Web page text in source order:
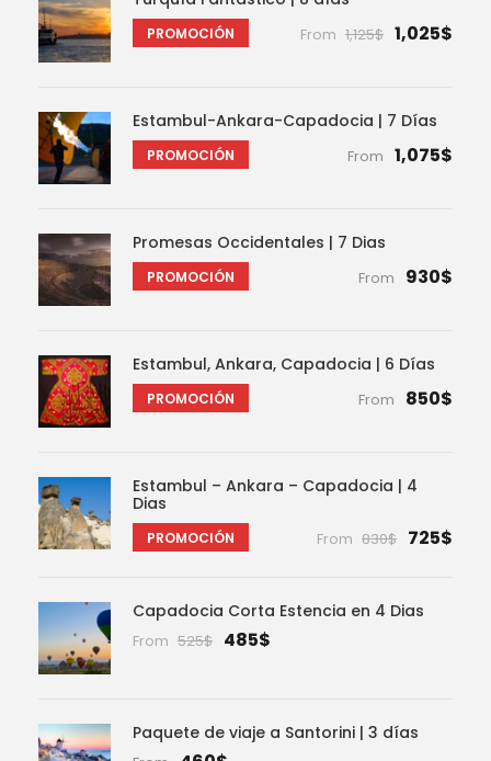
PROMOCIÓN From 1,125$ 1,025$
Estambul-Ankara-Capadocia | 7 Días
PROMOCIÓN From 1,075$
Promesas Occidentales | 7 Dias
PROMOCIÓN From 930$
Estambul, Ankara, Capadocia | 6 Días
PROMOCIÓN From 850$
Estambul – Ankara – Capadocia | 4
Dias
PROMOCIÓN From 830$ 725$
Capadocia Corta Estencia en 4 Dias
From 525$ 485$
Paquete de viaje a Santorini | 3 días